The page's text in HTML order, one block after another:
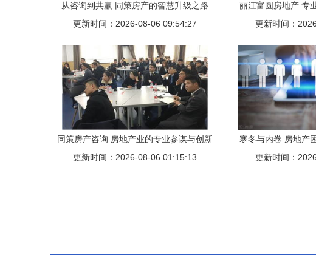
从咨询到共赢 同策房产的智慧升级之路
更新时间：2026-08-06 09:54:27
丽江富圆房地产 专
雪
更新时间：
同策房产咨询 房地产业的专业参谋与创新
引擎
更新时间：2026-08-06 01:15:13
寒冬与内卷 房地产
更新时间：